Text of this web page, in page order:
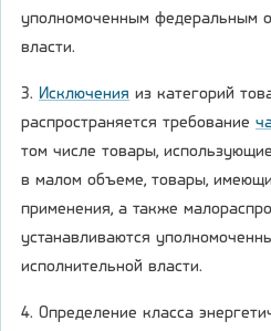
уполномоченным федеральным
власти.
3. Исключения из категорий
распространяется требование
том числе товары,
в малом объеме, товары,
применения, а также
устанавливаются
исполнительной власти.
4. Определение класса